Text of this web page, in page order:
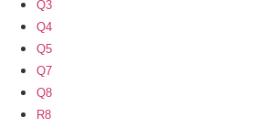
Q3
Q4
Q5
Q7
Q8
R8